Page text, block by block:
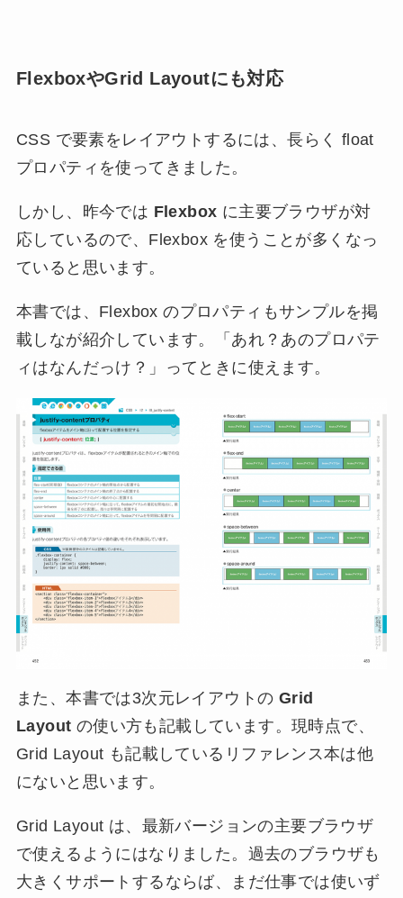
FlexboxやGrid Layoutにも対応
CSS で要素をレイアウトするには、長らく float
プロパティを使ってきました。
しかし、昨今では Flexbox に主要ブラウザが対
応しているので、Flexbox を使うことが多くなっ
ていると思います。
本書では、Flexbox のプロパティもサンプルを掲
載しなが紹介しています。「あれ？あのプロパテ
ィはなんだっけ？」ってときに使えます。
また、本書では3次元レイアウトの Grid
Layout の使い方も記載しています。現時点で、
Grid Layout も記載しているリファレンス本は他
にないと思います。
Grid Layout は、最新バージョンの主要ブラウザ
で使えるようにはなりました。過去のブラウザも
大きくサポートするならば、まだ仕事では使いず